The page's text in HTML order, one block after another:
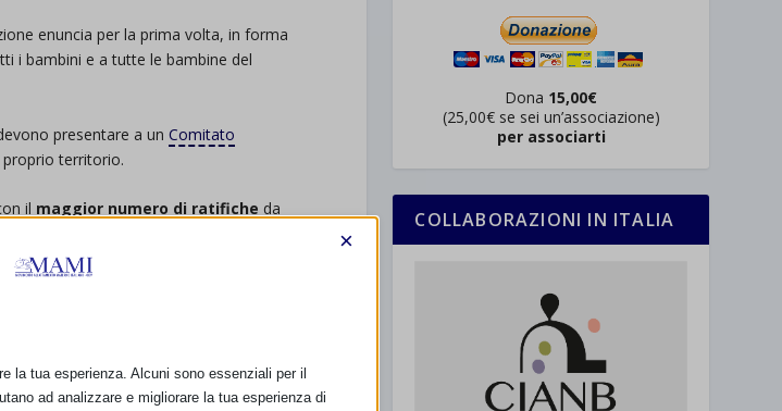
enuncia per la prima volta, in forma
i bambini e a tutte le bambine del
presentare a unComitato
proprio territorio.
il maggior numero di ratifiche da
bambini in guerra, sullo sfruttamento
Dona 15,00€
(25,00€ se sei un’associazione)
per associarti
COLLABORAZIONI IN ITALIA
×
la tua esperienza. Alcuni sono essenziali per il
ad analizzare e migliorare la tua esperienza di